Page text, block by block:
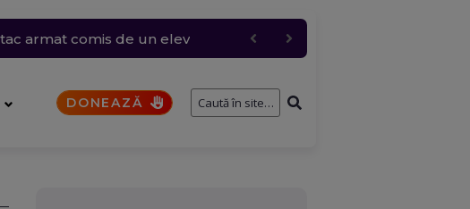
armat comis de un elev
Rusia și a participat la un
și anulări masive
traficul a fost restricționat
DONEAZĂ